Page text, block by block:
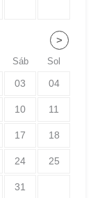
>
Sáb Sol
03 04
10 11
17 18
24 25
31